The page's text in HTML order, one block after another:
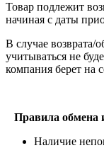
Товар подлежит
начиная с даты
В случае возврата/
учитываться не
компания берет на
Правила обмена
Наличие